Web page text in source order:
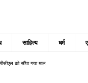
साहित्य धर्म
को सौंपा गया माल